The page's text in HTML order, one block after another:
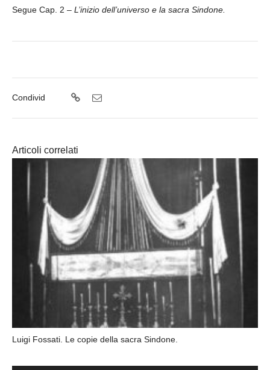
Segue Cap. 2 – L’inizio dell’universo e la sacra Sindone.
Condivid
Articoli correlati
Luigi Fossati. Le copie della sacra Sindone.